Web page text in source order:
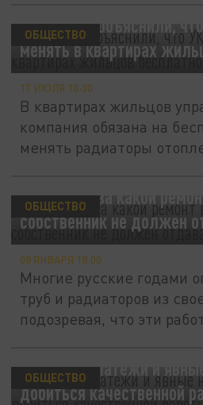
В Госдуме объяснили, что
менять в квартирах
ОБЩЕСТВО
17 ИЮЛЯ 10:30
В квартирах жильцов
компания обязана на
менять радиаторы
Минстрой: за какой
собственник не должен
ОБЩЕСТВО
08 ЯНВАРЯ 18:00
Многие русские годами
труб и радиаторов из
подозревая, что эти
Скрытые платежи и явные
добиться качественной
ОБЩЕСТВО